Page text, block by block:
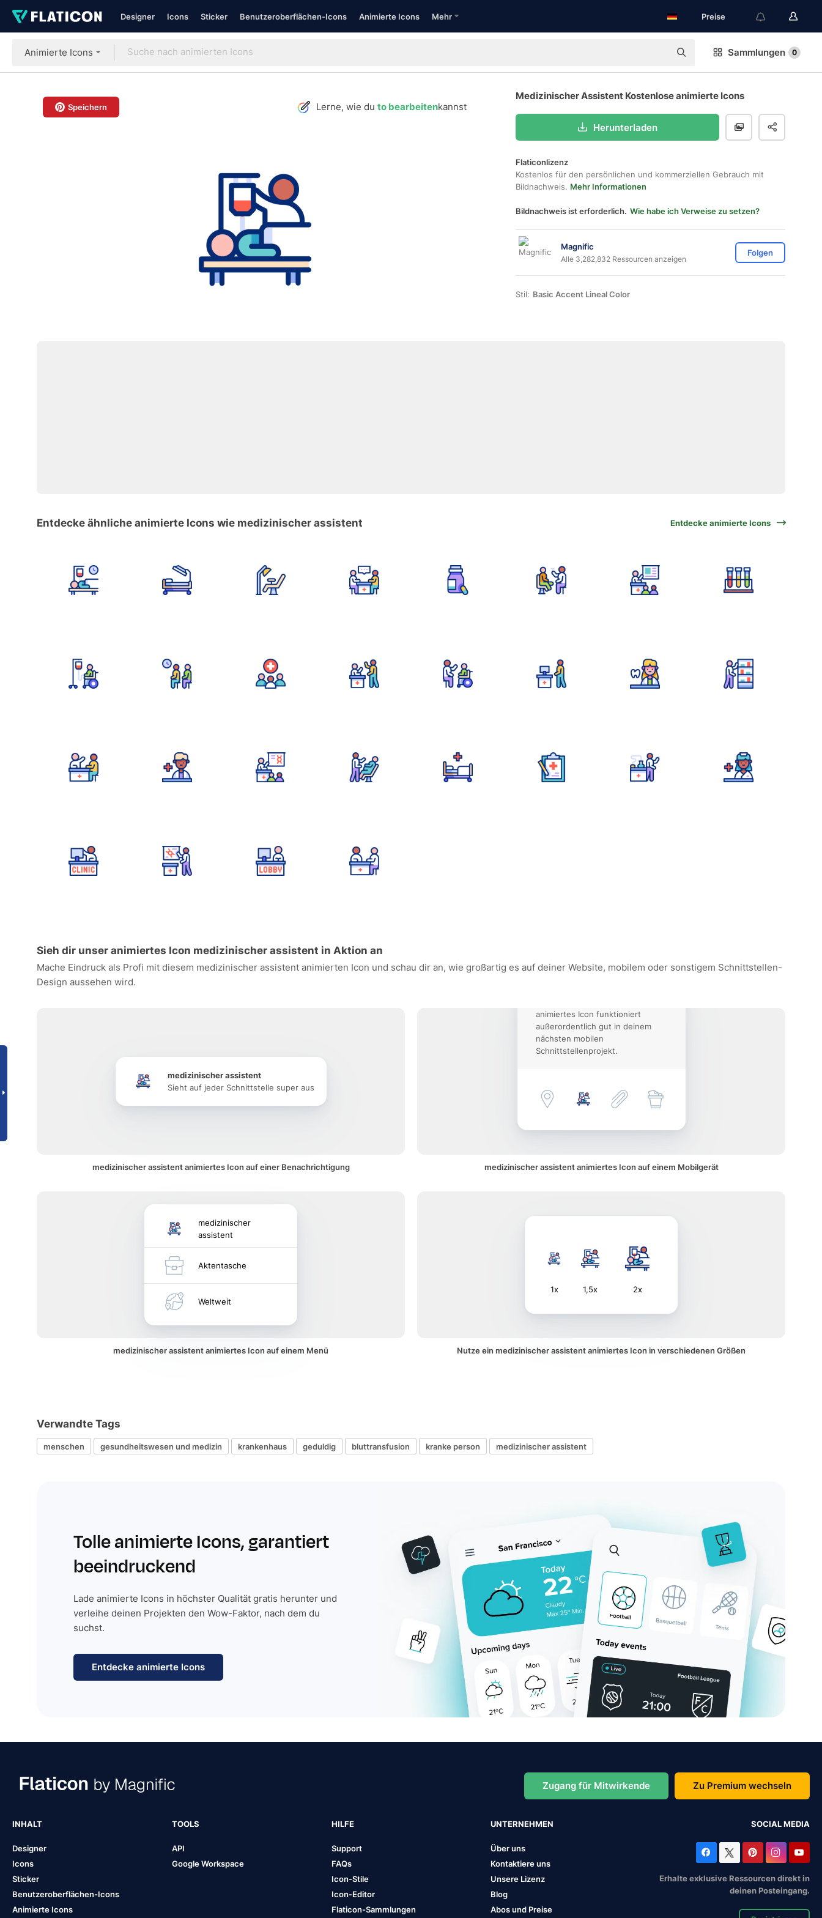
Designer Icons Sticker Benutzeroberflächen-Icons Animierte Icons Mehr Preise
Animierte Icons Sammlungen 0
Speichern Lerne, wie du to bearbeitenkannst
Medizinischer Assistent Kostenlose animierte Icons
Herunterladen
Flaticonlizenz
Kostenlos für den persönlichen und kommerziellen Gebrauch mit
Bildnachweis. Mehr Informationen
Bildnachweis ist erforderlich. Wie habe ich Verweise zu setzen?
Magnific
Alle 3,282,832 Ressourcen anzeigen
Folgen
Stil: Basic Accent Lineal Color
Entdecke ähnliche animierte Icons wie medizinischer assistent Entdecke animierte Icons
Sieh dir unser animiertes Icon medizinischer assistent in Aktion an
Mache Eindruck als Profi mit diesem medizinischer assistent animierten Icon und schau dir an, wie großartig es auf deiner Website, mobilem oder sonstigem Schnittstellen-
Design aussehen wird.
medizinischer assistent
Sieht auf jeder Schnittstelle super aus
medizinischer assistent animiertes Icon auf einer Benachrichtigung
animiertes Icon funktioniert
außerordentlich gut in deinem
nächsten mobilen
Schnittstellenprojekt.
medizinischer assistent animiertes Icon auf einem Mobilgerät
medizinischer
assistent
Aktentasche
Weltweit
medizinischer assistent animiertes Icon auf einem Menü
1x 1,5x 2x
Nutze ein medizinischer assistent animiertes Icon in verschiedenen Größen
Verwandte Tags
menschen gesundheitswesen und medizin krankenhaus geduldig bluttransfusion kranke person medizinischer assistent
Tolle animierte Icons, garantiert
beeindruckend
Lade animierte Icons in höchster Qualität gratis herunter und
verleihe deinen Projekten den Wow-Faktor, nach dem du
suchst.
Entdecke animierte Icons
Zugang für Mitwirkende Zu Premium wechseln
INHALT
Designer
Icons
Sticker
Benutzeroberflächen-Icons
Animierte Icons
TOOLS
API
Google Workspace
HILFE
Support
FAQs
Icon-Stile
Icon-Editor
Flaticon-Sammlungen
UNTERNEHMEN
Über uns
Kontaktiere uns
Unsere Lizenz
Blog
Abos und Preise
SOCIAL MEDIA
Erhalte exklusive Ressourcen direkt in
deinen Posteingang.